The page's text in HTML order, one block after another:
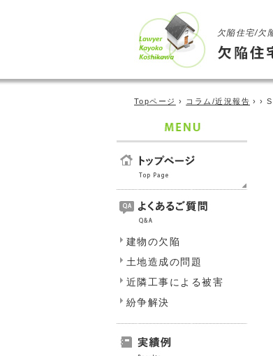
欠陥住宅/欠
Topページ › コラム/近況報告 › ›
建物の欠陥
土地造成の問題
近隣工事による被害
紛争解決